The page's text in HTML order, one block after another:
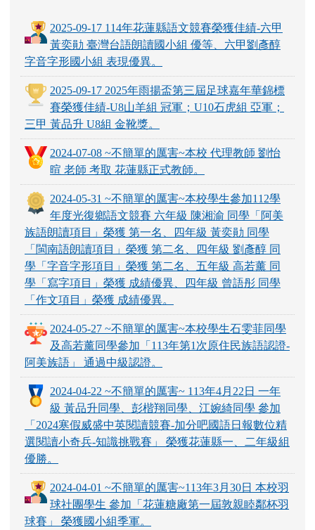
2025-09-17 114年花蓮縣語文競賽榮獲佳績-六甲
黃奕勛 臺灣台語朗讀國小組 優等、六甲劉彥醇
字音字形國小組 表現優異。
2025-09-17 2025年雨揚盃第三屆足球嘉年華錦標
賽榮獲佳績-U8山羊組 冠軍；U10石虎組 亞軍；
三甲 黃品升 U8組 金靴獎。
2024-07-08 ~不簡單的厲害~本校 代理教師 劉怡
暄 老師 考取 花蓮縣正式教師。
2024-05-31 ~不簡單的厲害~本校學生參加112學
年度光復鄉語文競賽 六年級 陳湘渝 同學「阿美
族語朗讀項目」榮獲 第一名、四年級 黃奕勛 同學
「閩南語朗讀項目」榮獲 第二名、四年級 劉彥醇 同
學「字音字形項目」榮獲 第二名、五年級 高若薰 同
學「寫字項目」榮獲 成績優異、四年級 曾語彤 同學
「作文項目」榮獲 成績優異。
2024-05-27 ~不簡單的厲害~本校學生石雯菲同學
及高若薰同學參加「113年第1次原住民族語認證-
阿美族語」 通過中級認證。
2024-04-22 ~不簡單的厲害~ 113年4月22日 一年
級 黃品升同學、彭楷翔同學、江婉綺同學 參加
「2024寒假威盛中英閱讀競賽-加分吧國語日報數位精
選閱讀小奇兵-知識挑戰賽」 榮獲花蓮縣一、二年級組
優勝。
2024-04-01 ~不簡單的厲害~113年3月30日 本校羽
球社團學生 參加「花蓮糖廠第一屆敦親睦鄰杯羽
球賽」 榮獲國小組季軍。